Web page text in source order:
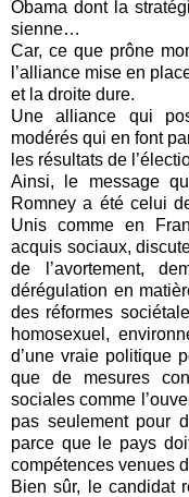
Obama dont la
sienne…
Car, ce que prône
l’alliance mise en
et la droite dure.
Une alliance qui
modérés qui en font
les résultats de
Ainsi, le message
Romney a été celui
Unis comme en
acquis sociaux,
de l’avortement,
dérégulation en
des réformes
homosexuel,
d’une vraie politique
que de mesures
sociales comme
pas seulement pour
parce que le pays
compétences venues
Bien sûr, le candidat